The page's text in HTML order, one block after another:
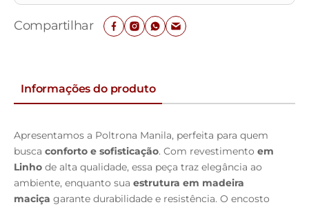
Compartilhar
Informações do produto
Apresentamos a Poltrona Manila, perfeita para quem
busca conforto e sofisticação. Com revestimento em
Linho de alta qualidade, essa peça traz elegância ao
ambiente, enquanto sua estrutura em madeira
maciça garante durabilidade e resistência. O encosto